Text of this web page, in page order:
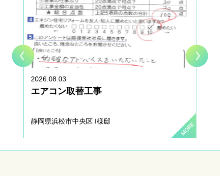
2026.08.03
エアコン取替工事
静岡県浜松市中央区 I様邸